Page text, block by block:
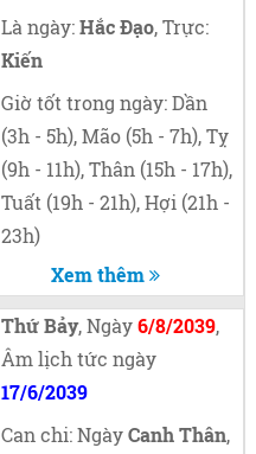
Là ngày:Hắc Đạo, Trực:
Kiến
Giờ tốt trong ngày: Dần
(3h - 5h), Mão (5h - 7h), Tỵ
(9h - 11h), Thân (15h - 17h),
Tuất (19h - 21h), Hợi (21h -
23h)
Xem thêm
Thứ Bảy, Ngày6/8/2039,
Âm lịch tức ngày
17/6/2039
Can chi: NgàyCanh Thân,